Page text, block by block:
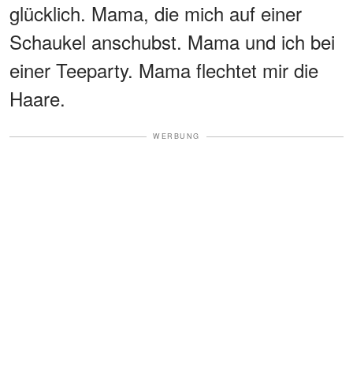
glücklich. Mama, die mich auf einer
Schaukel anschubst. Mama und ich bei
einer Teeparty. Mama flechtet mir die
Haare.
WERBUNG